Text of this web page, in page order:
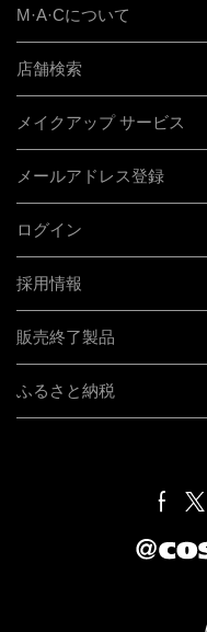
M·A·Cについて
店舗検索
メイクアップ サービス
メールアドレス登録
ログイン
採用情報
販売終了製品
ふるさと納税